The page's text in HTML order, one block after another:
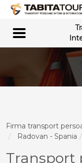
Firma transport
Radovan - Spania
Transport